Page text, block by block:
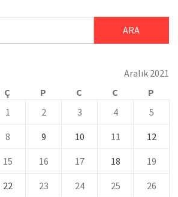
Aralık 2021
Ç P C C
P
1
2 3 4 5
8 9 10 11 12
15 16 17 18 19
22 23 24 25 26